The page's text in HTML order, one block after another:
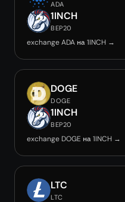
ADA
1INCH
BEP20
exchange ADA на 1INCH →
DOGE
DOGE
1INCH
BEP20
exchange DOGE на 1INCH →
LTC
LTC